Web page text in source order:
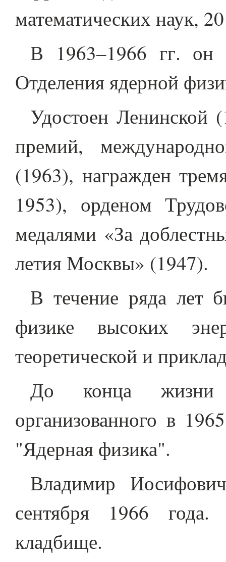
математических наук,
В 1963–1966 гг. он
Отделения ядерной
Удостоен Ленинской
премий,
(1963), награжден
1953), орденом
медалями «За
летия Москвы» (1947).
В течение ряда лет
физике высоких
теоретической и
До конца жизни
организованного в
"Ядерная физика".
Владимир
сентября 1966
кладбище.